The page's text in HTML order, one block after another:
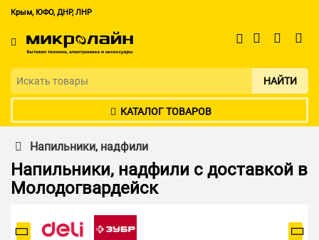
Крым, ЮФО, ДНР, ЛНР
НАЙТИ
КАТАЛОГ ТОВАРОВ
Напильники, надфили
Напильники, надфили с доставкой в
Молодогвардейск